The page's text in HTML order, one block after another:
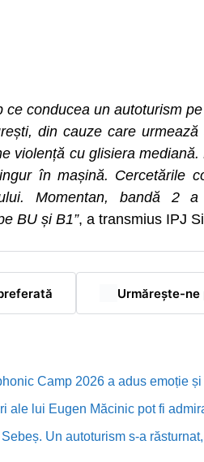
conducea un autoturism
din cauze care
violență cu glisiera
în mașină. Cercetările
Momentan, bandă
BU și B1”, a transmius IPJ
Urmărește-ne
Camp 2026 a adus emoție
ale lui Eugen Măcinic pot fi
Un autoturism s-a